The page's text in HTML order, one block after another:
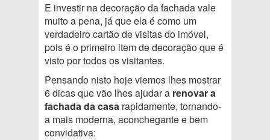
E investir na decoração da fachada vale
muito a pena, já que ela é como um
verdadeiro cartão de visitas do imóvel,
pois é o primeiro item de decoração que é
visto por todos os visitantes.
Pensando nisto hoje viemos lhes mostrar
6 dicas que vão lhes ajudar a renovar a
fachada da casa rapidamente, tornando-
a mais moderna, aconchegante e bem
convidativa: